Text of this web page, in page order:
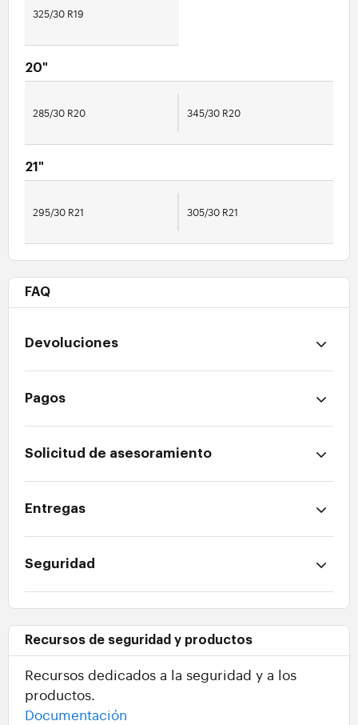
325/30 R19
20"
285/30 R20 345/30 R20
21"
295/30 R21 305/30 R21
FAQ
Devoluciones
Pagos
Solicitud de asesoramiento
Entregas
Seguridad
Recursos de seguridad y productos
Recursos dedicados a la seguridad y a los
productos.
Documentación